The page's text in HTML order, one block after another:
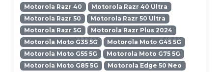
Motorola Razr 40
Motorola Razr 40 Ultra
Motorola Razr 50
Motorola Razr 50 Ultra
Motorola Razr 5G
Motorola Razr Plus 2024
Motorola Moto G35 5G
Motorola Moto G45 5G
Motorola Moto G55 5G
Motorola Moto G75 5G
Motorola Moto G85 5G
Motorola Edge 50 Neo